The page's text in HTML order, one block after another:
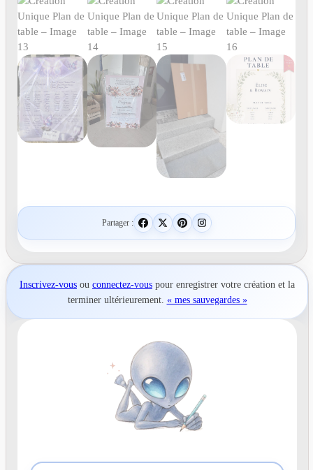
Partager :
Inscrivez-vous ou connectez-vous pour enregistrer votre création et la
terminer ultérieurement. « mes sauvegardes »